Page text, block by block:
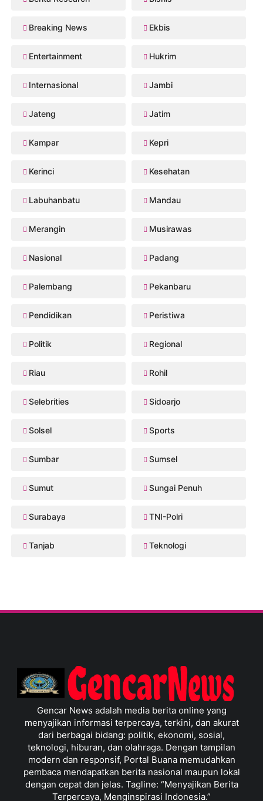
Breaking News Ekbis
Entertainment Hukrim
Internasional Jambi
Jateng Jatim
Kampar Kepri
Kerinci Kesehatan
Labuhanbatu Mandau
Merangin Musirawas
Nasional Padang
Palembang Pekanbaru
Pendidikan Peristiwa
Politik Regional
Riau Rohil
Selebrities Sidoarjo
Solsel Sports
Sumbar Sumsel
Sumut Sungai Penuh
Surabaya TNI-Polri
Tanjab Teknologi
Gencar News adalah media berita online yang
menyajikan informasi terpercaya, terkini, dan akurat
dari berbagai bidang: politik, ekonomi, sosial,
teknologi, hiburan, dan olahraga. Dengan tampilan
modern dan responsif, Portal Buana memudahkan
pembaca mendapatkan berita nasional maupun lokal
dengan cepat dan jelas. Tagline: “Menyajikan Berita
Terpercaya, Menginspirasi Indonesia.”